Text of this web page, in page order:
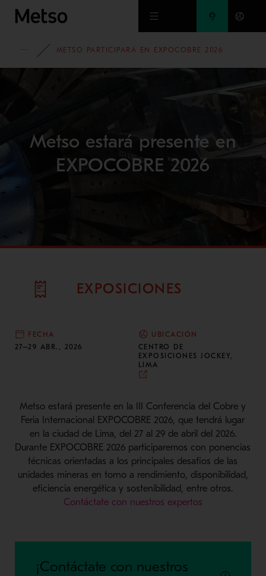
Ir al contenido principal
EVENTS
METSO PARTICIPARÁ EN EXPOCOBRE 2026
Metso estará presente en
EXPOCOBRE 2026
EXPOSICIONES
FECHA
27–29 ABR., 2026
UBICACIÓN
CENTRO DE
EXPOSICIONES JOCKEY,
LIMA
Metso estará presente en la III Conferencia del Cobre y
Feria Internacional EXPOCOBRE 2026, que tendrá lugar
en la ciudad de Lima, del 27 al 29 de abril del 2026.
Durante EXPOCOBRE 2026 participaremos con ponencias
técnicas orientadas a los principales desafios de las
unidades mineras en torno a rendimiento, disponibilidad,
eficiencia energética y sostenibilidad, entre otros.
Contáctate con nuestros expertos
¡Contáctate con nuestros